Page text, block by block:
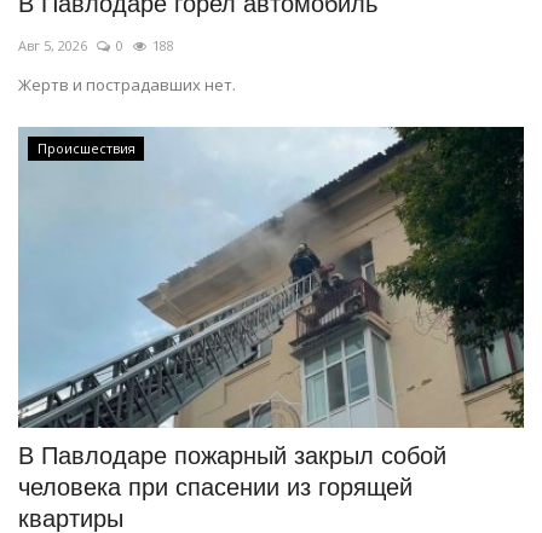
Авг 5, 2026 0 188
Жертв и пострадавших нет.
Происшествия
В Павлодаре пожарный закрыл собой
человека при спасении из горящей
квартиры